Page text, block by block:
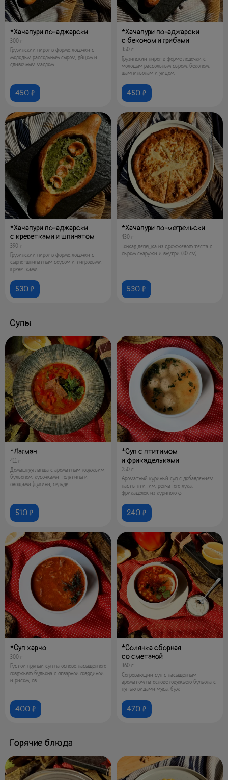
*Хачапури по-аджарски
300 г
Грузинский пирог в форме лодочки с
молодым рассольным сыром, яйцом и
сливочным маслом.
450 ₽
*Хачапури по-аджарски
с беконом и грибами
350 г
Грузинский пирог в форме лодочки с
молодым рассольным сыром, беконом,
шампиньонам и яйцом.
450 ₽
*Хачапури по-аджарски
с креветками и шпинатом
390 г
Грузинский пирог в форме лодочки с
сырно-шпинатным соусом и тигровыми
креветками.
530 ₽
*Хачапури по-мегрельски
430 г
Тонкая лепешка из дрожжевого теста с
сыром снаружи и внутри (30 см).
530 ₽
Супы
*Лагман
411 г
Домашняя лапша с ароматным говяжьим
бульоном, кусочками телятины и
овощами (цукини, сельде
510 ₽
*Суп с птитимом
и фрикадельками
250 г
Ароматный куриный суп с добавлением
пасты птитим, репчатого лука,
фрикаделек из куриного ф
240 ₽
*Суп харчо
300 г
Густой пряный суп на основе насыщенного
говяжьего бульона с отварной говядиной
и рисом, св
400 ₽
*Солянка сборная
со сметаной
360 г
Согревающий суп с насыщенным
ароматом на основе говяжьего бульона с
пятью видами мяса: буж
470 ₽
Горячие блюда